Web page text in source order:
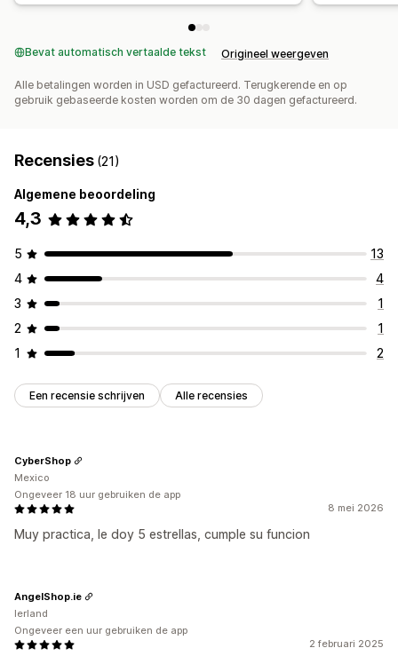
Bevat automatisch vertaalde tekst Origineel weergeven
Alle betalingen worden in USD gefactureerd. Terugkerende en op
gebruik gebaseerde kosten worden om de 30 dagen gefactureerd.
Recensies (21)
Algemene beoordeling
4,3
5
13
4
4
3
1
2
1
1
2
Een recensie schrijven Alle recensies
8 mei 2026
Muy practica, le doy 5 estrellas, cumple su funcion
CyberShop
Mexico
Ongeveer 18 uur gebruiken de app
2 februari 2025
AngelShop.ie
Ierland
Ongeveer een uur gebruiken de app